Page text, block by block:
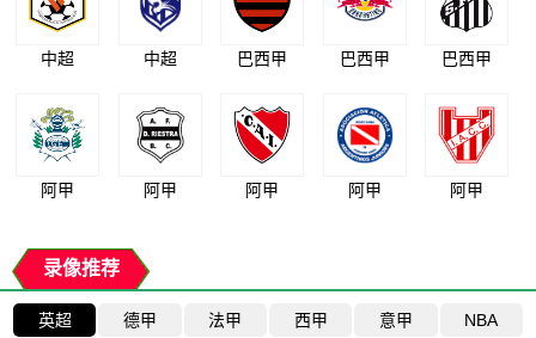
中超 中超 巴西甲 巴西甲 巴西甲
阿甲 阿甲 阿甲 阿甲 阿甲
录像推荐
英超 德甲 法甲 西甲 意甲 NBA